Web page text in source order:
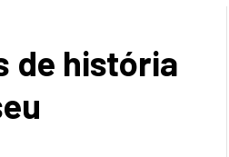
de história